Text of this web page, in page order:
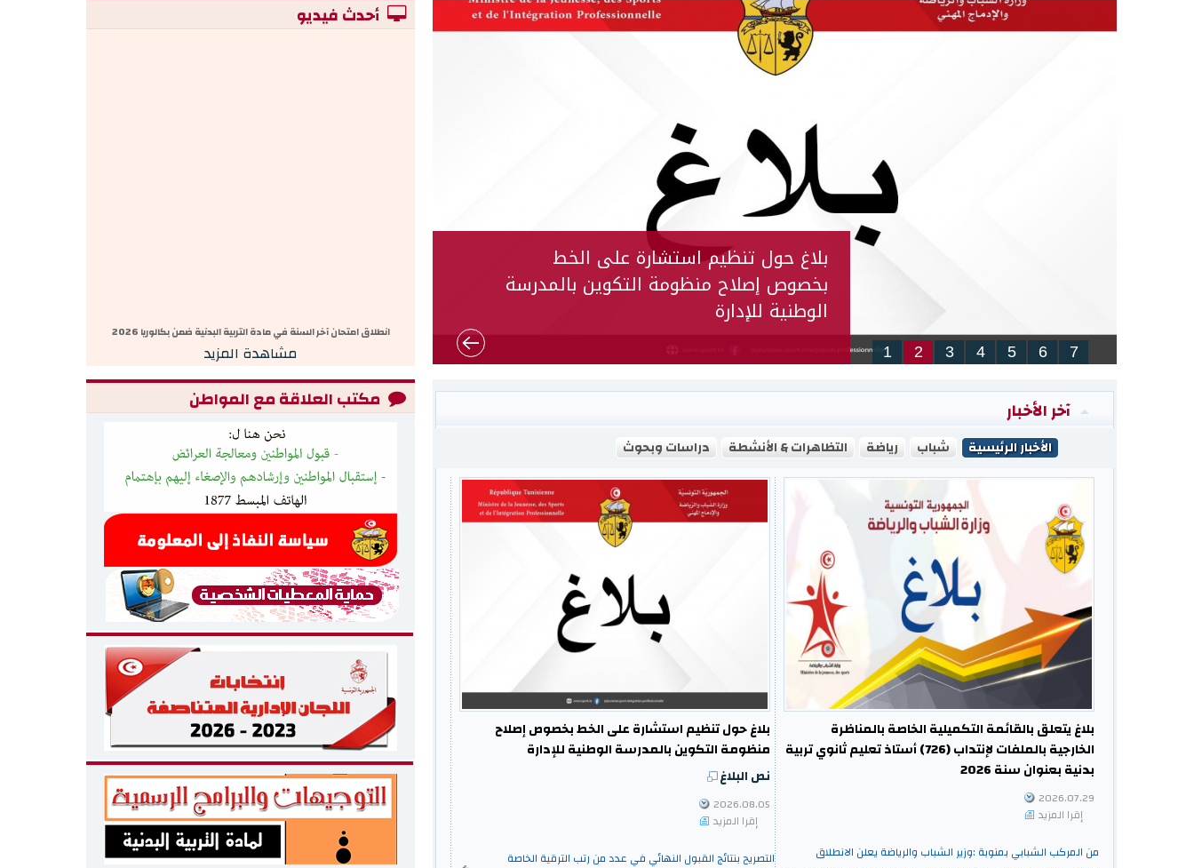
بلاغ يتعلق بالقائمة التكميلية الخاصة
بالمناظرة الخارجية بالملفات لإنتداب (726)
أستاذ تعليم ثانوي تربية بدنية بعنوان سنة
1 2 3 4 5 6 7
أحدث فيديو
انطلاق امتحان آخر السنة في مادة التربية البدنية ضمن بكالوريا 2026
مشاهدة المزيد
آخر الأخبار
الأخبار الرئيسية شباب رياضة التظاهرات & الأنشطة دراسات وبحوث
بلاغ حول تنظيم استشارة على الخط بخصوص إصلاح
منظومة التكوين بالمدرسة الوطنية للإدارة
نص البلاغ
2026.08.05
إقرا المزيد
التصريح بنتائج القبول النهائي في عدد من رتب الترقية الخاصة
بلاغ يتعلق بالقائمة التكميلية الخاصة بالمناظرة
الخارجية بالملفات لإنتداب (726) أستاذ تعليم ثانوي تربية
بدنية بعنوان سنة 2026
2026.07.29
إقرا المزيد
من المركب الشبابي بمنوبة :وزير الشباب والرياضة يعلن الانطلاق
مكتب العلاقة مع المواطن